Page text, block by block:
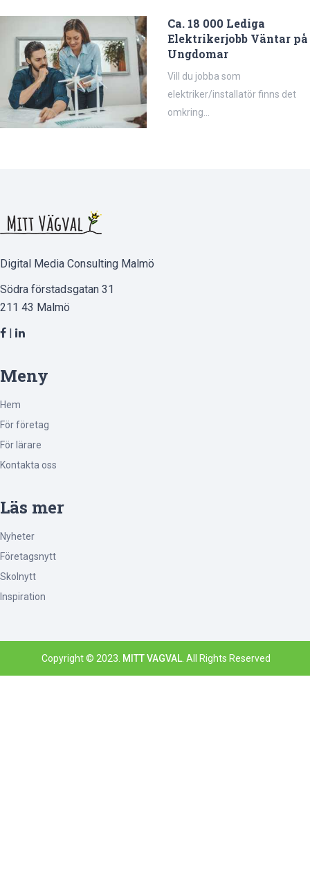
Ca. 18 000 Lediga
Elektrikerjobb Väntar på
Ungdomar
Vill du jobba som
elektriker/installatör finns det
omkring...
Digital Media Consulting Malmö
Södra förstadsgatan 31
211 43 Malmö
Meny
Hem
För företag
För lärare
Kontakta oss
Läs mer
Nyheter
Företagsnytt
Skolnytt
Inspiration
Copyright © 2023. MITT VAGVAL. All Rights Reserved